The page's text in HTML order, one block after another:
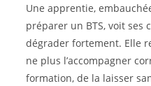
Une apprentie,
préparer un BTS, voit ses
dégrader fortement. Elle
ne plus l’accompagner
formation, de la laisser